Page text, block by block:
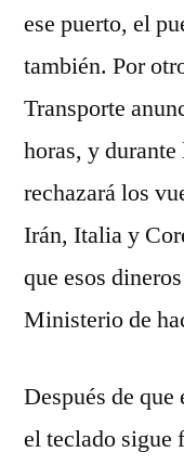
ese puerto, el
también. Por
Transporte
horas, y durante
rechazará los
Irán, Italia y
que esos
Ministerio de
Después de
el teclado sigue